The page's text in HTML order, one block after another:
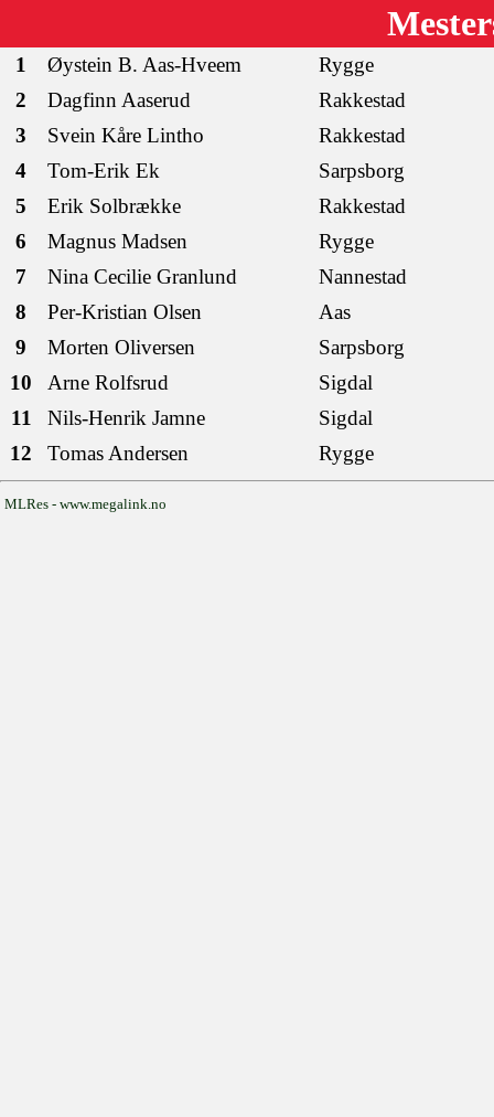
1 Øystein B. Aas-Hveem
Rygge
2
Dagfinn Aaserud
Rakkestad
3
Svein Kåre Lintho
Rakkestad
4
Tom-Erik Ek
Sarpsborg
5
Erik Solbrække
Rakkestad
6
Magnus Madsen
Rygge
7
Nina Cecilie Granlund
Nannestad
8
Per-Kristian Olsen
Aas
9
Morten Oliversen
Sarpsborg
10
Arne Rolfsrud
Sigdal
11
Nils-Henrik Jamne
Sigdal
12
Tomas Andersen Rygge
MLRes - www.megalink.no